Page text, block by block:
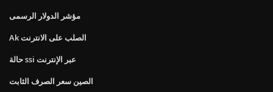
مؤشر الدولار الرسمى
Ak الصلب على الانترنت
حالة ssi عبر الإنترنت
الصين سعر الصرف الثابت